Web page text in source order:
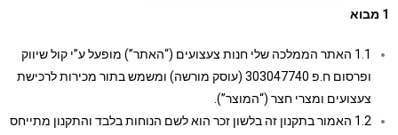
1.1 האתר הממלכה שלי חנות צעצועים (“האתר”) מופעל ע”י קול שיווק
ופרסום ח.פ 303047740 (עוסק מורשה) ומשמש בתור מכירות לרכישת
צעצועים ומצרי חצר (“המוצר”).
1.2 האמור בתקנון זה בלשון זכר הוא לשם הנוחות בלבד והתקנון מתייחס